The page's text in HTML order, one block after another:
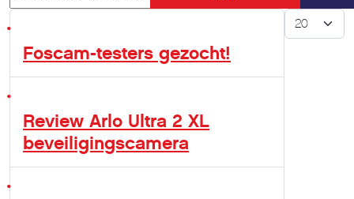
Toon #
Foscam-testers gezocht!
Review Arlo Ultra 2 XL
beveiligingscamera